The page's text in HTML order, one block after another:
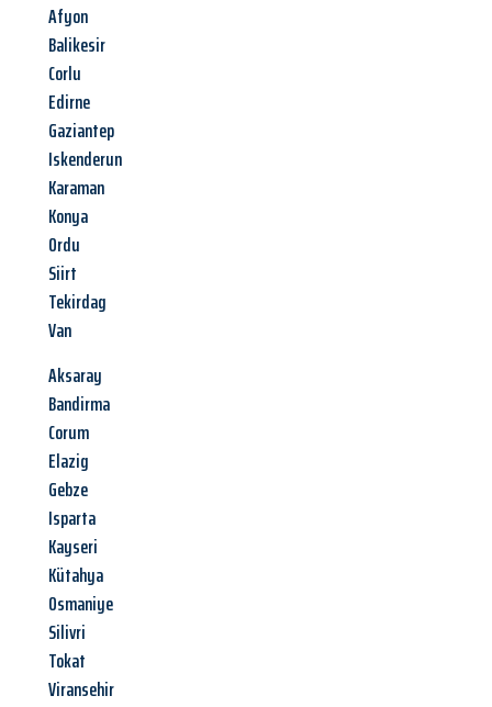
Afyon
Balikesir
Corlu
Edirne
Gaziantep
Iskenderun
Karaman
Konya
Ordu
Siirt
Tekirdag
Van
Aksaray
Bandirma
Corum
Elazig
Gebze
Isparta
Kayseri
Kütahya
Osmaniye
Silivri
Tokat
Viransehir